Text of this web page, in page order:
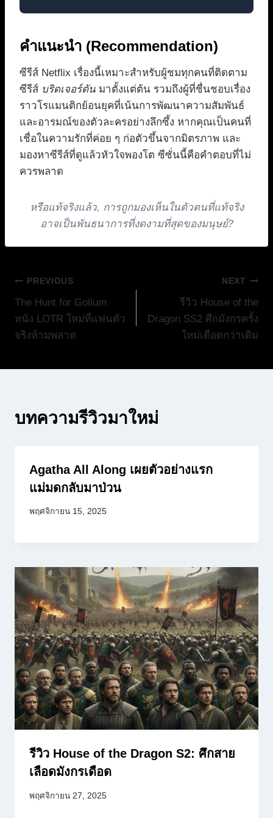
คำแนะนำ (Recommendation)
ซีรีส์ Netflix เรื่องนี้เหมาะสำหรับผู้ชมทุกคนที่ติดตาม
ซีรีส์ บริดเจอร์ตัน มาตั้งแต่ต้น รวมถึงผู้ที่ชื่นชอบเรื่อง
ราวโรแมนติกย้อนยุคที่เน้นการพัฒนาความสัมพันธ์
และอารมณ์ของตัวละครอย่างลึกซึ้ง หากคุณเป็นคนที่
เชื่อในความรักที่ค่อย ๆ ก่อตัวขึ้นจากมิตรภาพ และ
มองหาซีรีส์ที่ดูแล้วหัวใจพองโต ซีซั่นนี้คือคำตอบที่ไม่
ควรพลาด
หรือแท้จริงแล้ว, การถูกมองเห็นในตัวตนที่แท้จริง
อาจเป็นพันธนาการที่งดงามที่สุดของมนุษย์?
แนะแนว
เรื่อง
PREVIOUS
The Hunt for Gollum
หนัง LOTR ใหม่ที่แฟนตัว
จริงห้ามพลาด
NEXT
รีวิว House of the
Dragon SS2 ศึกมังกรครั้ง
ใหม่เดือดกว่าเดิม
บทความรีวิวมาใหม่
Agatha All Along เผยตัวอย่างแรก
แม่มดกลับมาป่วน
พฤศจิกายน 15, 2025
รีวิว House of the Dragon S2: ศึกสาย
เลือดมังกรเดือด
พฤศจิกายน 27, 2025